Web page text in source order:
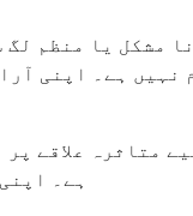
مشکل یا منظم
ہے۔ اپنی
کے دوران ہر دو سے تین
ہے۔